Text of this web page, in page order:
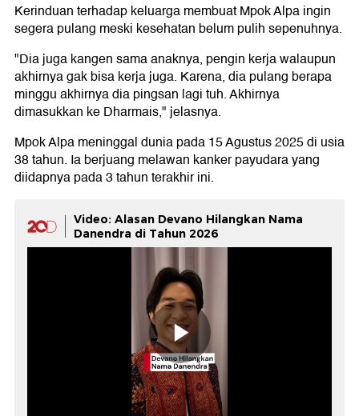
Kerinduan terhadap keluarga membuat Mpok Alpa ingin
segera pulang meski kesehatan belum pulih sepenuhnya.
"Dia juga kangen sama anaknya, pengin kerja walaupun
akhirnya gak bisa kerja juga. Karena, dia pulang berapa
minggu akhirnya dia pingsan lagi tuh. Akhirnya
dimasukkan ke Dharmais," jelasnya.
Mpok Alpa meninggal dunia pada 15 Agustus 2025 di usia
38 tahun. Ia berjuang melawan kanker payudara yang
diidapnya pada 3 tahun terakhir ini.
Video: Alasan Devano Hilangkan Nama
Danendra di Tahun 2026